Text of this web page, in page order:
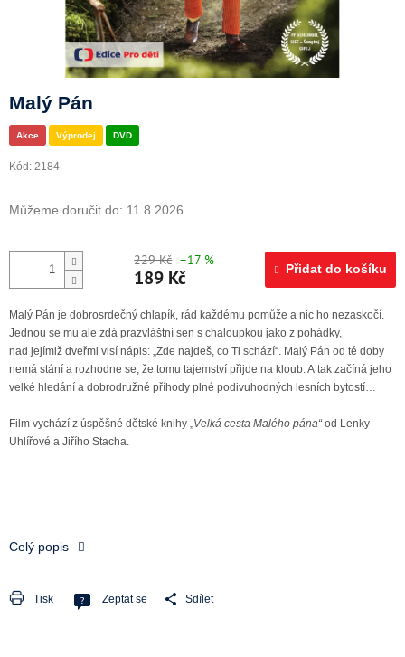
Doprava a platba
Malý Pán
Akce Výprodej DVD
Kód: 2184
Můžeme doručit do: 11.8.2026
229 Kč –17 %
189 Kč Přidat do košíku
Malý Pán je dobrosrdečný chlapík, rád každému pomůže a nic ho nezaskočí.
Jednou se mu ale zdá prazvláštní sen s chaloupkou jako z pohádky,
nad jejímiž dveřmi visí nápis: „Zde najdeš, co Ti schází“. Malý Pán od té doby
nemá stání a rozhodne se, že tomu tajemství přijde na kloub. A tak začíná jeho
velké hledání a dobrodružné příhody plné podivuhodných lesních bytostí…
Film vychází z úspěšné dětské knihy „ Velká cesta Malého pána“od Lenky
Uhlířové a Jiřího Stacha.
Celý popis
Tisk Zeptat se Sdílet